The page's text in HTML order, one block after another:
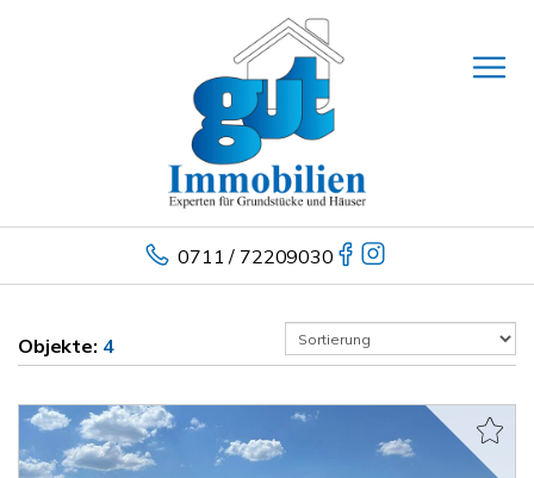
0711 / 72209030
Objekte: 4